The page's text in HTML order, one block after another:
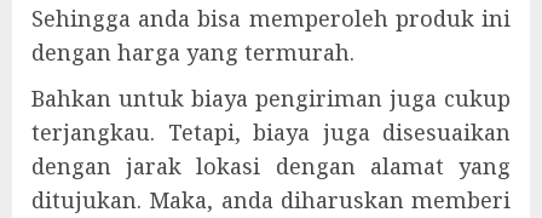
Sehingga anda bisa memperoleh produk ini
dengan harga yang termurah.
Bahkan untuk biaya pengiriman juga cukup
terjangkau. Tetapi, biaya juga disesuaikan
dengan jarak lokasi dengan alamat yang
ditujukan. Maka, anda diharuskan memberi